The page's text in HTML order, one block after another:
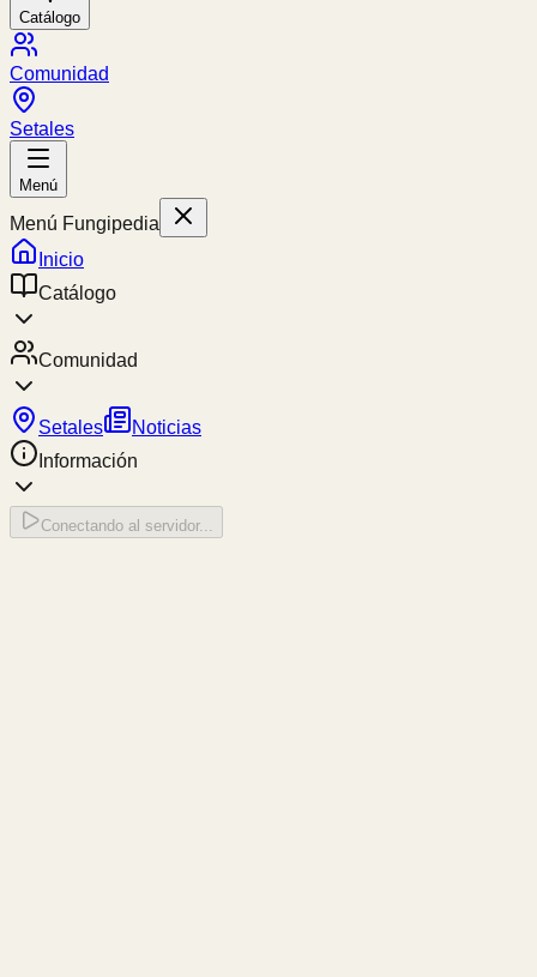
Catálogo
Comunidad
Setales
Menú
Menú Fungipedia
Inicio
Catálogo
Comunidad
Setales
Noticias
Información
Conectando al servidor...